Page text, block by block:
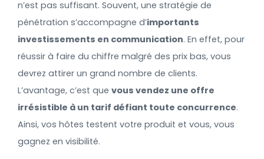
n’est pas suffisant. Souvent, une stratégie de
pénétration s’accompagne d’importants
investissements en communication. En effet, pour
réussir à faire du chiffre malgré des prix bas, vous
devrez attirer un grand nombre de clients.
L’avantage, c’est que vous vendez une offre
irrésistible à un tarif défiant toute concurrence.
Ainsi, vos hôtes testent votre produit et vous, vous
gagnez en visibilité.